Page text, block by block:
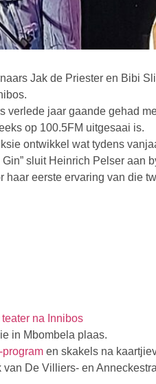
Jak de Priester en Bibi
verlede jaar gaande gehad
op 100.5FM uitgesaai is.
ontwikkel wat tydens
Gin” sluit Heinrich Pelser aan
haar eerste ervaring van die
na Innibos
in Mbombela plaas.
program en skakels na
De Villiers- en